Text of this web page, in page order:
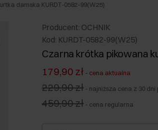
damska KURDT-0582-99(W25)
Producent: OCHNIK
Kod: KURDT-0582-99(W25)
Czarna krótka pikowana
179,90 zł - cena aktualna
229,90 zł - najniższa cena z 30
459,90 zł - cena regularna